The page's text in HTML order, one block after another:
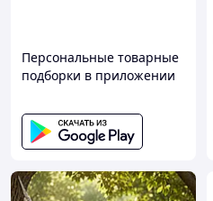
Персональные товарные
подборки в приложении